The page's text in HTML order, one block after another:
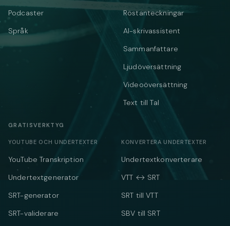
Podcaster
Språk
Röstanteckningar
AI-skrivassistent
Sammanfattare
Ljudöversättning
Videoöversättning
Text till Tal
GRATISVERKTYG
YOUTUBE OCH UNDERTEXTER
YouTube Transkription
Undertextgenerator
SRT-generator
SRT-validerare
KONVERTERA UNDERTEXTER
Undertextkonverterare
VTT ↔ SRT
SRT till VTT
SBV till SRT